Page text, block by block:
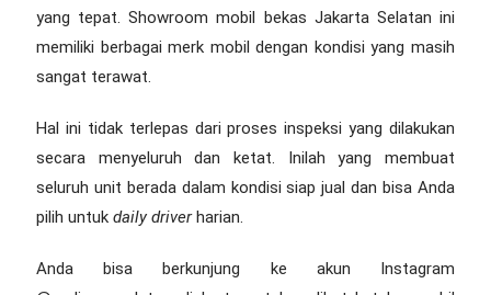
yang tepat.Showroom mobil bekas Jakarta Selatanini
memiliki berbagai merk mobil dengan kondisi yang masih
sangat terawat.
Hal ini tidak terlepas dari proses inspeksi yang dilakukan
secara menyeluruh dan ketat. Inilah yang membuat
seluruh unit berada dalam kondisi siap jual dan bisa Anda
pilih untuk daily driverharian.
Anda bisa berkunjung ke akun Instagram